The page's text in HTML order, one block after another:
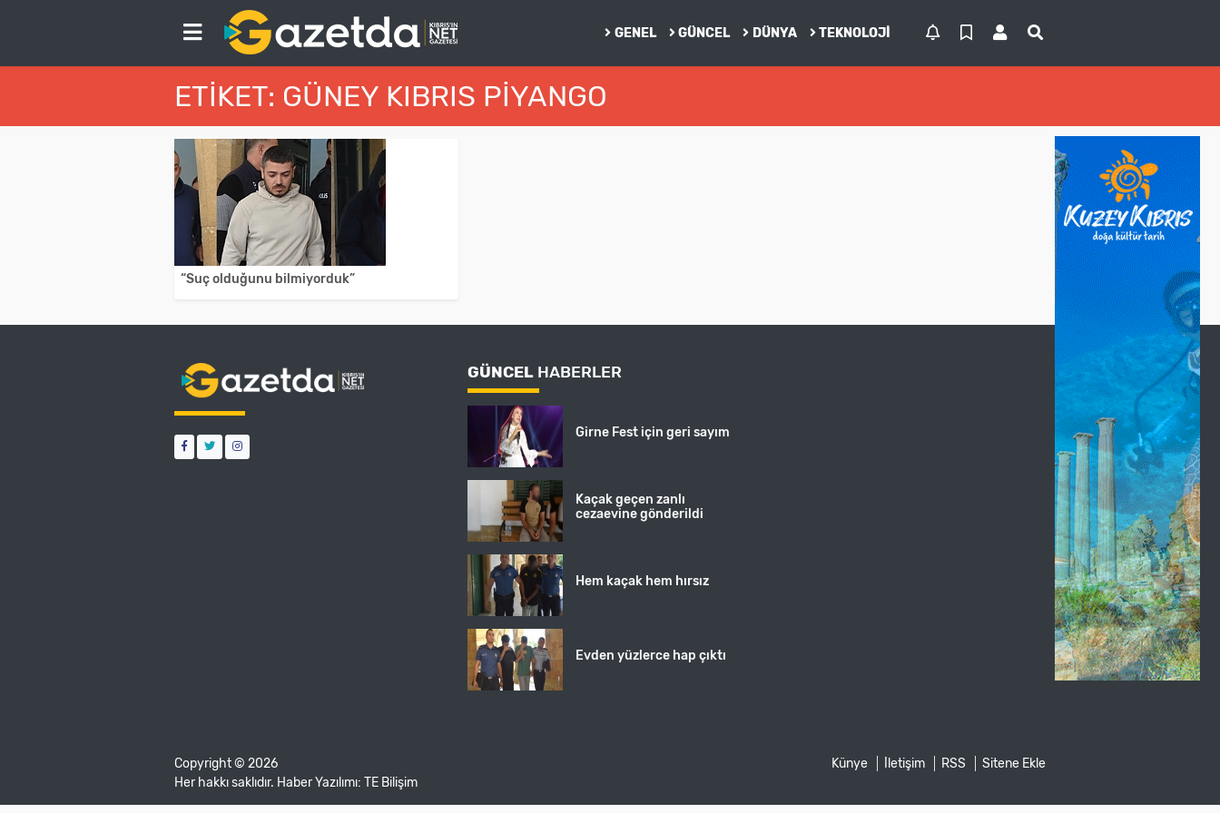
GENEL GÜNCEL DÜNYA TEKNOLOJI
ETIKET: GÜNEY KIBRIS PIYANGO
“Suç olduğunu bilmiyorduk”
GÜNCEL HABERLER
Girne Fest için geri sayım
Kaçak geçen zanlı
cezaevine gönderildi
Hem kaçak hem hırsız
Evden yüzlerce hap çıktı
Copyright © 2026
Her hakkı saklıdır. Haber Yazılımı: TE Bilişim
Künye İletişim RSS Sitene Ekle